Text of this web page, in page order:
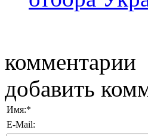
комментарии
добавить
Имя:*
E-Mail: